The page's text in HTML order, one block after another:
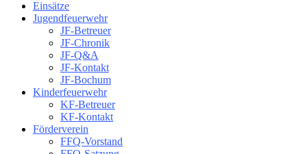
Einsätze
Jugendfeuerwehr
JF-Betreuer
JF-Chronik
JF-Q&A
JF-Kontakt
JF-Bochum
Kinderfeuerwehr
KF-Betreuer
KF-Kontakt
Förderverein
FFQ-Vorstand